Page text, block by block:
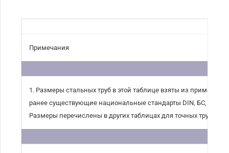
Примечания
1. Размеры стальных труб в этой таблице взяты из
ранее существующие национальные стандарты DIN, БС, NF A
Размеры перечислены в других таблицах для точных труб.